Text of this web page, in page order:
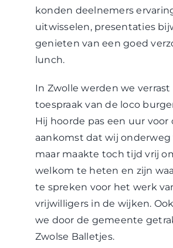
konden deelnemers
uitwisselen, presentaties
genieten van een goed
lunch.
In Zwolle werden we verrast
toespraak van de loco
Hij hoorde pas een uur voor
aankomst dat wij onderweg
maar maakte toch tijd vrij
welkom te heten en zijn
te spreken voor het werk
vrijwilligers in de wijken.
we door de gemeente
Zwolse Balletjes.